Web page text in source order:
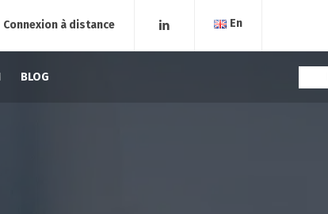
Connexion à distance En
BLOG